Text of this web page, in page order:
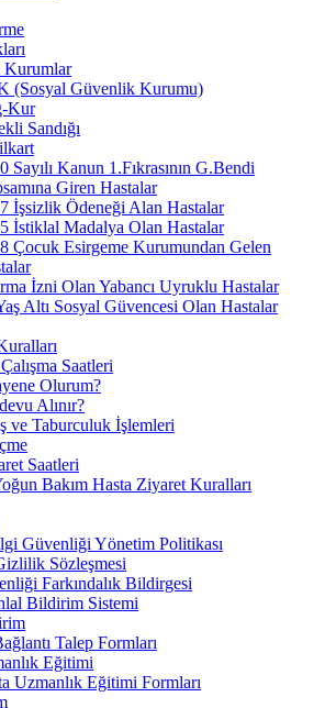
Kurumlar
(Sosyal Güvenlik Kurumu)
Kur
Sandığı
Sayılı Kanun 1.Fıkrasının G.Bendi
Giren Hastalar
İşsizlik Ödeneği Alan Hastalar
İstiklal Madalya Olan Hastalar
Çocuk Esirgeme Kurumundan Gelen
İzni Olan Yabancı Uyruklu Hastalar
Altı Sosyal Güvencesi Olan Hastalar
Saatleri
Olurum?
Alınır?
ve Taburculuk İşlemleri
Saatleri
Bakım Hasta Ziyaret Kuralları
Güvenliği Yönetim Politikası
Sözleşmesi
Farkındalık Bildirgesi
Bildirim Sistemi
Talep Formları
Eğitimi
Uzmanlık Eğitimi Formları